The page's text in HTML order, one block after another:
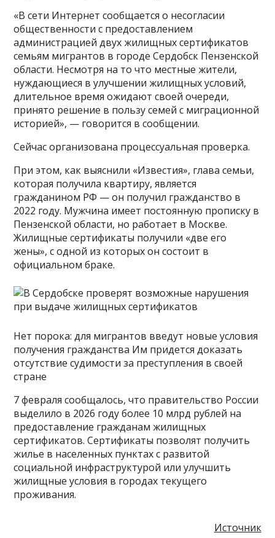
«В сети Интернет сообщается о несогласии
общественности с предоставлением
администрацией двух жилищных сертификатов
семьям мигрантов в городе Сердобск Пензенской
области. Несмотря на то что местные жители,
нуждающиеся в улучшении жилищных условий,
длительное время ожидают своей очереди,
принято решение в пользу семей с миграционной
историей», — говорится в сообщении.
Сейчас организована процессуальная проверка.
При этом, как выяснили «Известия», глава семьи,
которая получила квартиру, является
гражданином РФ — он получил гражданство в
2022 году. Мужчина имеет постоянную прописку в
Пензенской области, но работает в Москве.
Жилищные сертификаты получили «две его
жены», с одной из которых он состоит в
официальном браке.
Нет порока: для мигрантов введут новые условия
получения гражданства Им придется доказать
отсутствие судимости за преступления в своей
стране
7 февраля сообщалось, что правительство России
выделило в 2026 году более 10 млрд рублей на
предоставление гражданам жилищных
сертификатов. Сертификаты позволят получить
жилье в населенных пунктах с развитой
социальной инфраструктурой или улучшить
жилищные условия в городах текущего
проживания.
Источник